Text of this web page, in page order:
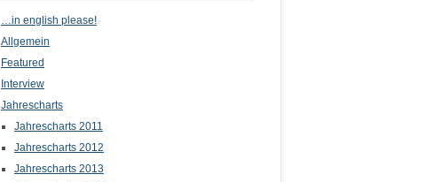
…in english please!
Allgemein
Featured
Interview
Jahrescharts
Jahrescharts 2011
Jahrescharts 2012
Jahrescharts 2013